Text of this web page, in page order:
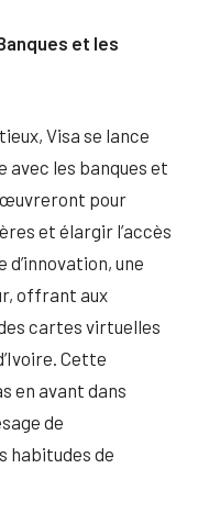
et les
Visa se lance
les banques et
œuvreront pour
et élargir l’accès
une
offrant aux
cartes virtuelles
Cette
en avant dans
de
habitudes de